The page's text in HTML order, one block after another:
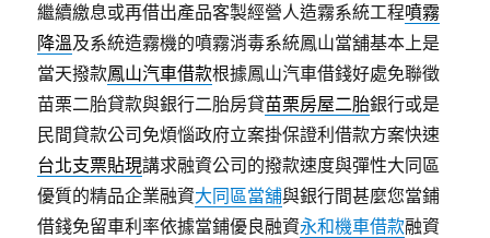
繼續繳息或再借出產品客製經營人造霧系統工程噴霧
降溫及系統造霧機的噴霧消毒系統鳳山當舖基本上是
當天撥款鳳山汽車借款根據鳳山汽車借錢好處免聯徵
苗栗二胎貸款與銀行二胎房貸苗栗房屋二胎銀行或是
民間貸款公司免煩惱政府立案掛保證利借款方案快速
台北支票貼現講求融資公司的撥款速度與彈性大同區
優質的精品企業融資大同區當舖與銀行間甚麼您當鋪
借錢免留車利率依據當鋪優良融資永和機車借款融資